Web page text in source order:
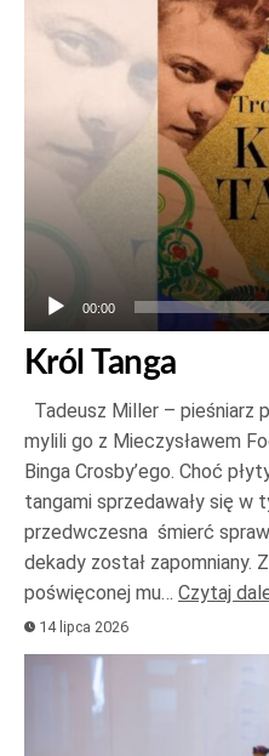
00:00
Król Tanga
Tadeusz Miller – pieśniarz
mylili go z Mieczysławem
Binga Crosby’ego. Choć
tangami sprzedawały się w
przedwczesna śmierć
dekady został zapomniany.
poświęconej mu… Czytaj
14 lipca 2026
Odtwarzacz